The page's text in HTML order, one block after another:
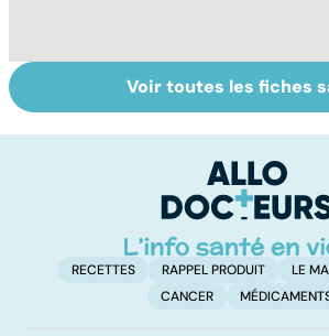
Tout savoir sur
les infections
Voir toutes les fiches
RECETTES RAPPEL PRODUIT
LE
CANCER